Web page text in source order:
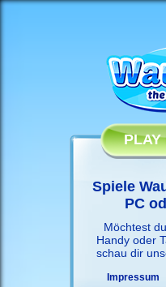
PLAY
Spiele
PC
Möchtest
Handy oder
schau dir
Impressum